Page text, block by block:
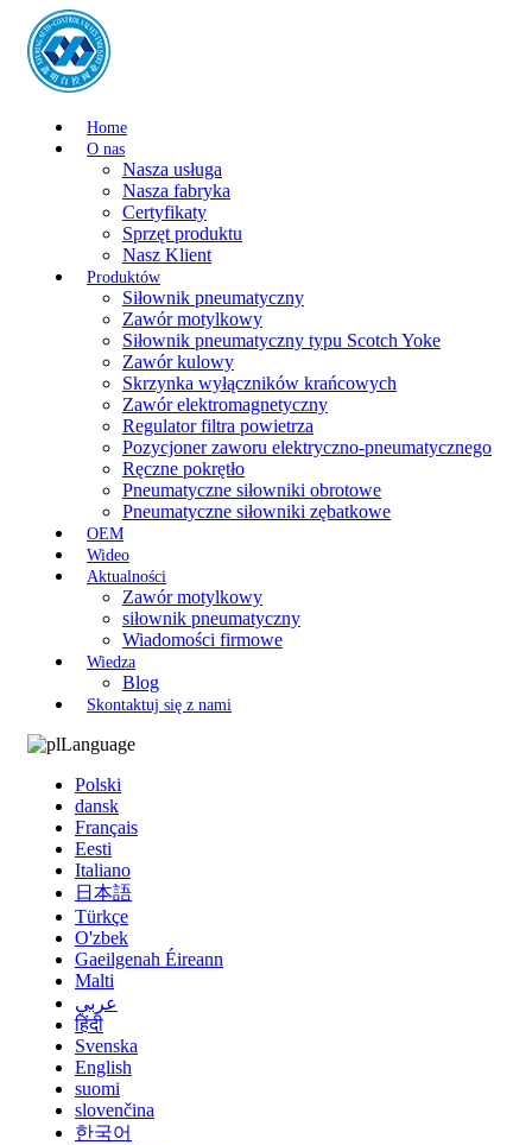
Home
O nas
Nasza usługa
Nasza fabryka
Certyfikaty
Sprzęt produktu
Nasz Klient
Produktów
Siłownik pneumatyczny
Zawór motylkowy
Siłownik pneumatyczny typu Scotch Yoke
Zawór kulowy
Skrzynka wyłączników krańcowych
Zawór elektromagnetyczny
Regulator filtra powietrza
Pozycjoner zaworu elektryczno-pneumatycznego
Ręczne pokrętło
Pneumatyczne siłowniki obrotowe
Pneumatyczne siłowniki zębatkowe
OEM
Wideo
Aktualności
Zawór motylkowy
siłownik pneumatyczny
Wiadomości firmowe
Wiedza
Blog
Skontaktuj się z nami
Language
Polski
dansk
Français
Eesti
Italiano
日本語
Türkçe
O'zbek
Gaeilgenah Éireann
Malti
عربي
हिंदी
Svenska
English
suomi
slovenčina
한국어